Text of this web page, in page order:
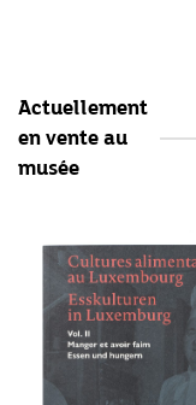
Actuellement
en vente au
musée